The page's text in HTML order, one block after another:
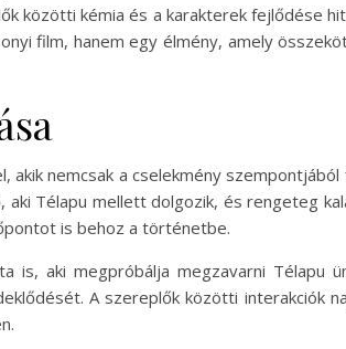
közötti kémia és a karakterek fejlődése
film, hanem egy élmény, amely
nemcsak a cselekmény
Télapu mellett dolgozik, és rengeteg
is behoz a történetbe.
is, aki megpróbálja megzavarni Télapu
A szereplők közötti interakciók